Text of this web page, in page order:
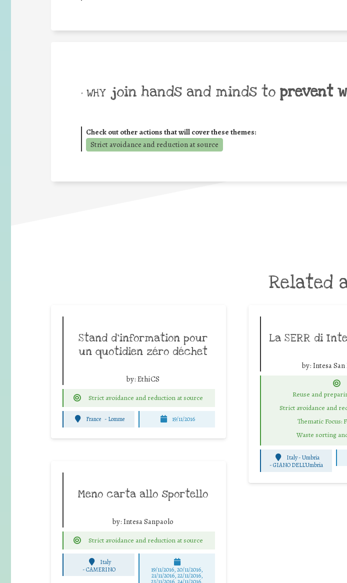
• WHY join hands and minds to prevent
Check out other actions that will cover these themes:
Strict avoidance and reduction at source
Related
Stand d’information pour
un quotidien zéro déchet
by: EthiCS
Strict avoidance and reduction at source
France - Lomme 19/11/2016
La SERR di
by: Intesa
Reuse and
Strict avoidance and
Thematic Focus:
Waste sorting
Italy - Umbria
-GIANO DELL'Umbria
Meno carta allo sportello
by: Intesa Sanpaolo
Strict avoidance and reduction at source
Italy
-CAMERINO 19/11/2016, 20/11/2016,
21/11/2016, 22/11/2016,
23/11/2016, 24/11/2016,